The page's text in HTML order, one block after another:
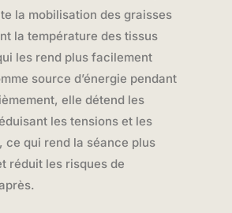
la mobilisation des graisses
la température des tissus
les rend plus facilement
source d’énergie pendant
elle détend les
les tensions et les
ce qui rend la séance plus
réduit les risques de